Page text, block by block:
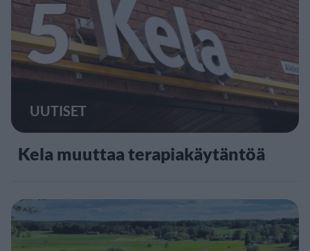
5
UUTISET
Kela muuttaa terapiakäytäntöä